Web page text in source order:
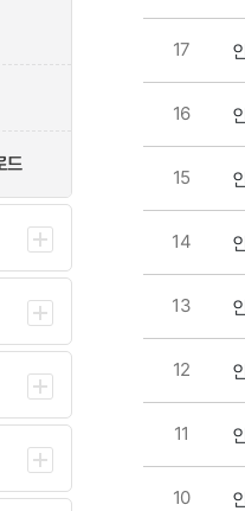
드
17
16
15
14
13
12
11
10